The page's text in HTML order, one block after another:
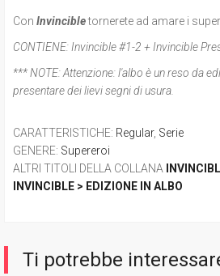
Con Invincibletornerete ad amare i
CONTIENE: Invincible #1-2 + Invincible
*** NOTE:Attenzione: l'albo è un reso da
presentare dei lievi segni di usura.
CARATTERISTICHE: Regular, Serie
GENERE: Supereroi
ALTRI TITOLI DELLA COLLANA
INVINCIBLE > EDIZIONE IN ALBO
Ti potrebbe